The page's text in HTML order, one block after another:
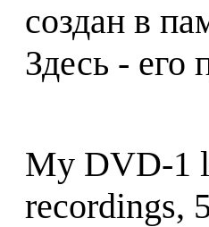
создан в
Здесь - его
My DVD-1
recordings,